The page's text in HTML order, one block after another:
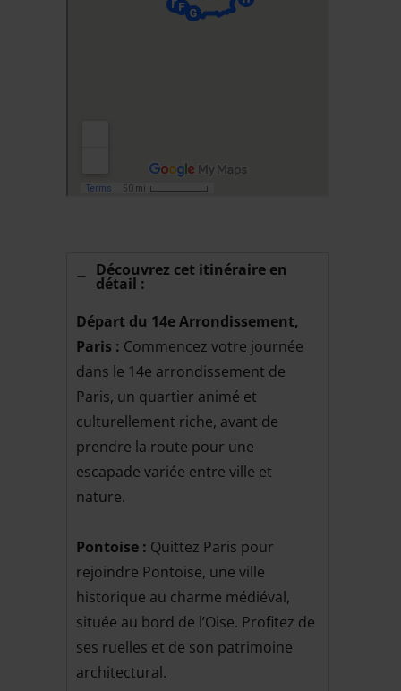
Découvrez cet itinéraire en
détail :
Départ du 14e Arrondissement,
Paris : Commencez votre journée
dans le 14e arrondissement de
Paris, un quartier animé et
culturellement riche, avant de
prendre la route pour une
escapade variée entre ville et
nature.
Pontoise : Quittez Paris pour
rejoindre Pontoise, une ville
historique au charme médiéval,
située au bord de l’Oise. Profitez de
ses ruelles et de son patrimoine
architectural.